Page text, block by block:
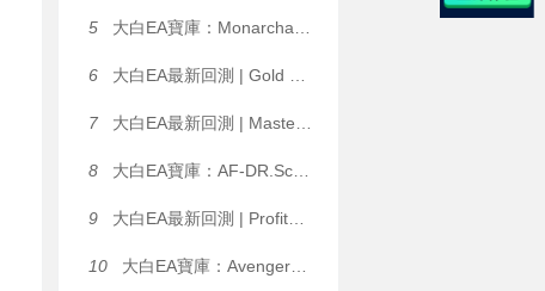
5 大白EA寶庫：Monarchal Algo EA | 動态網格 + 鎖盈機制，倉位限制 + 追蹤止損雙重風控 MT4 EA
6 大白EA最新回測 | Gold Pulse MT4_1460+ [Gold Pulse Settings] EA 2026年回測虧損8,076.48USD，勝率50.00%
7 大白EA最新回測 | Master FX Scalper Ultimate [GOLD/XAUUSD Safe Set M5] EA 2026年回測利潤達248,269,934.32USD，勝率80.73%
8 大白EA寶庫：AF-DR.Scalper Pro+ Final｜三位一體交易引擎，震蕩、趨勢行情全覆蓋，可多品種同時運行 MT4 EA
9 大白EA最新回測 | ProfitMachine AI Virtual EA [Author Monitoring Settings] 2026年回測利潤達470.44USD，勝率81.83%
10 大白EA寶庫：Avengers EA | 1.2 倍溫和加倉 + 雙層對沖風控，H4+VWAP 雙重大盤過濾 MT4 EA